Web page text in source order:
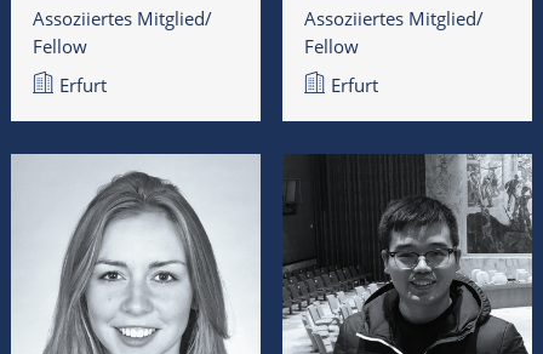
Assoziiertes Mitglied/
Fellow
Erfurt
Assoziiertes Mitglied/
Fellow
Erfurt